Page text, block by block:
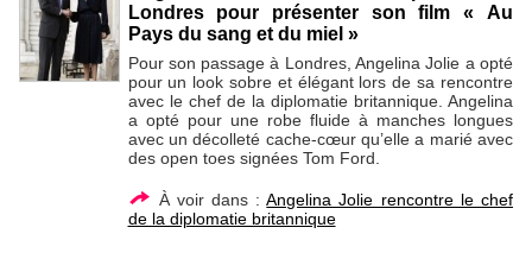
Londres pour présenter son film « Au
Pays du sang et du miel »
Pour son passage à Londres, Angelina Jolie a opté
pour un look sobre et élégant lors de sa rencontre
avec le chef de la diplomatie britannique. Angelina
a opté pour une robe fluide à manches longues
avec un décolleté cache-cœur qu’elle a marié avec
des open toes signées Tom Ford.
À voir dans :Angelina Jolie rencontre le chef
de la diplomatie britannique